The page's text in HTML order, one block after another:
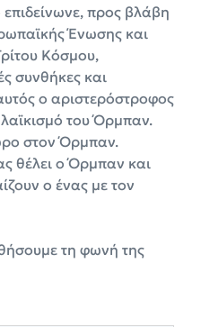
προς βλάβη
Ένωσης και
Κόσμου,
συνθήκες και
ο αριστερόστροφος
του Όρμπαν.
στον Όρμπαν.
θέλει ο Όρμπαν και
ο ένας με τον
τη φωνή της